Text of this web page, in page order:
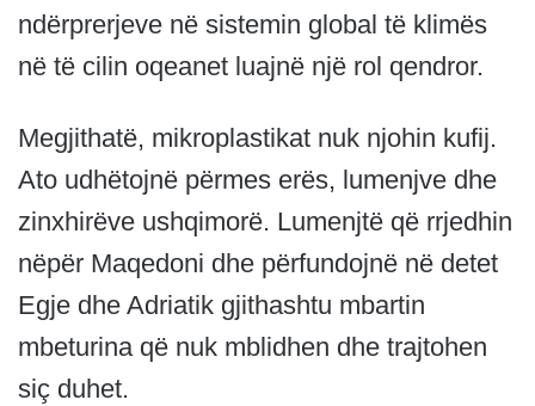
ndërprerjeve në sistemin global të klimës
në të cilin oqeanet luajnë një rol qendror.
Megjithatë, mikroplastikat nuk njohin kufij.
Ato udhëtojnë përmes erës, lumenjve dhe
zinxhirëve ushqimorë. Lumenjtë që rrjedhin
nëpër Maqedoni dhe përfundojnë në detet
Egje dhe Adriatik gjithashtu mbartin
mbeturina që nuk mblidhen dhe trajtohen
siç duhet.